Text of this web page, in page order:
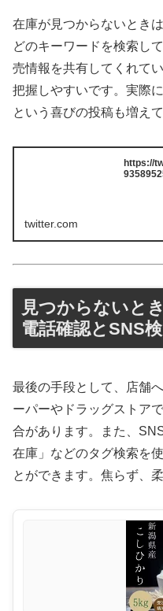
在庫が見つからないとき
どのキーワードを検索し
売情報を共有してくれて
把握しやすいです。実際
という喜びの投稿も増えて
https://
twitter.com
見つからないと
電話確認とSNS
最後の手段として、店舗
ーパーやドラッグストア
合があります。また、
在庫」などのタグ検索を
とができます。焦らず、